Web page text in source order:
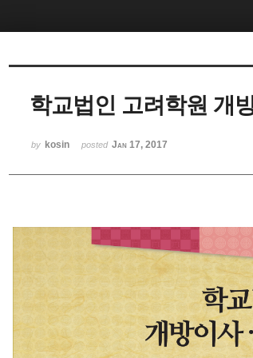
학교법인 고려학원 개
by kosin posted Jan 17, 2017
5
5